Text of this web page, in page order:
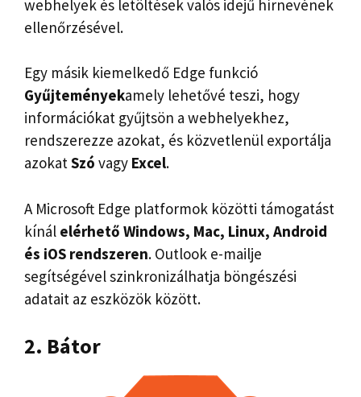
webhelyek és letöltések valós idejű hírnevének
ellenőrzésével.
Egy másik kiemelkedő Edge funkció
Gyűjteményekamely lehetővé teszi, hogy
információkat gyűjtsön a webhelyekhez,
rendszerezze azokat, és közvetlenül exportálja
azokatSzó vagy Excel.
A Microsoft Edge platformok közötti támogatást
kínál elérhető Windows, Mac, Linux, Android
és iOS rendszeren. Outlook e-mailje
segítségével szinkronizálhatja böngészési
adatait az eszközök között.
2. Bátor